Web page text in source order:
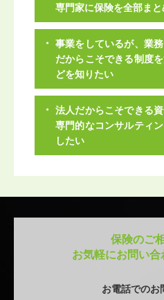
専門家に保険を全部ま
事業をしているが、業
だからこそできる制度
どを知りたい
法人だからこそできる
専門的なコンサルティ
したい
保険のご
お気軽にお問い合
お電話でのお